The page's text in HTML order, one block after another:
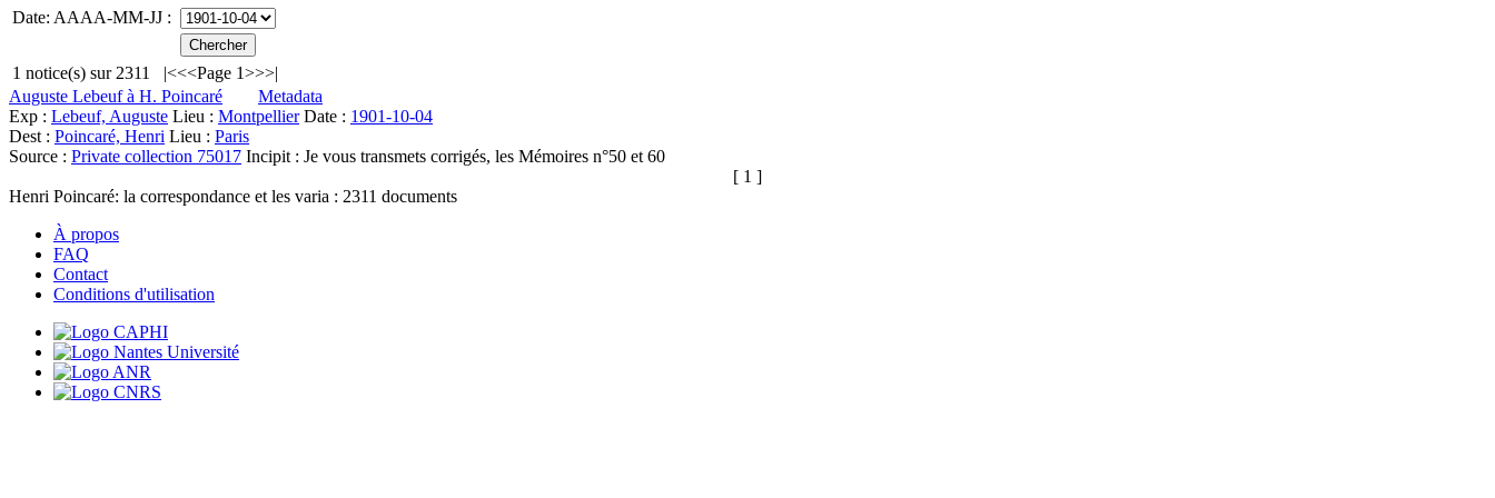
Date: AAAA-MM-JJ :
1 notice(s) sur 2311 |<<<Page 1>>>|
Auguste Lebeuf à H. Poincaré
Metadata
Exp : Lebeuf, Auguste Lieu : MontpellierDate : 1901-10-04
Dest : Poincaré, Henri Lieu : Paris
Source : Private collection 75017 Incipit : Je vous transmets corrigés, les Mémoires n°50 et 60
[ 1 ]
Henri Poincaré: la correspondance et les varia : 2311 documents
À propos
FAQ
Contact
Conditions d'utilisation